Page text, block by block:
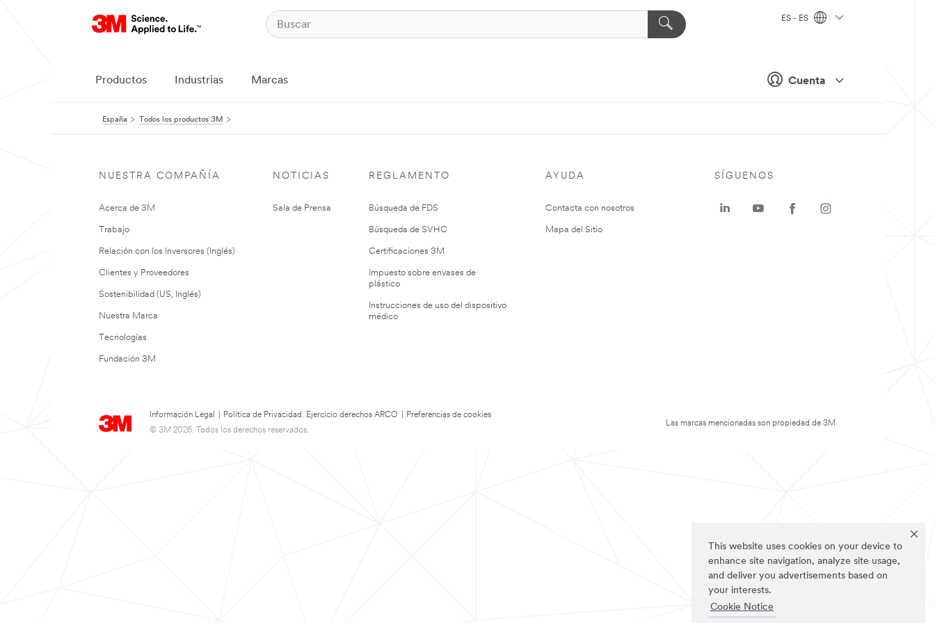
This website uses cookies on your device to
enhance site navigation, analyze site usage,
and deliver you advertisements based on
your interests.
Cookie Notice
Cuenta
ES - ES
Productos Industrias Marcas
España Todos los productos 3M
NUESTRA COMPAÑÍA
Acerca de 3M
Trabajo
Relación con los Inversores (Inglés)
Clientes y Proveedores
Sostenibilidad (US, Inglés)
Nuestra Marca
Tecnologías
Fundación 3M
NOTICIAS
Sala de Prensa
REGLAMENTO
Búsqueda de FDS
Búsqueda de SVHC
Certificaciones 3M
Impuesto sobre envases de
plástico
Instrucciones de uso del dispositivo
médico
AYUDA
Contacta con nosotros
Mapa del Sitio
Información Legal Política de Privacidad. Ejercicio derechos ARCO
Preferencias de cookies
© 3M 2026. Todos los derechos reservados.
SÍGUENOS
Las marcas mencionadas son propiedad de 3M